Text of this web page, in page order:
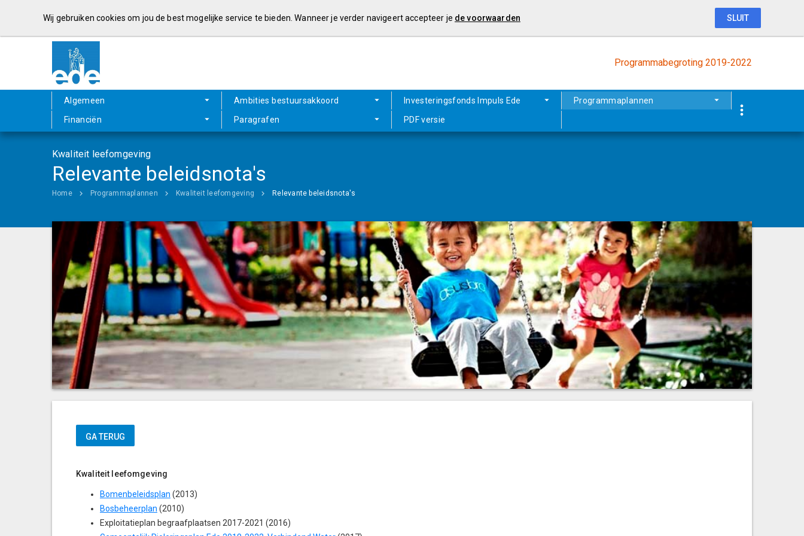
Programmabegroting 2019-2022
Algemeen Ambities bestuursakkoord Investeringsfonds Impuls Ede
Programmaplannen
Financiën
Paragrafen PDF versie
Kwaliteit leefomgeving
Relevante beleidsnota's
Home Programmaplannen Kwaliteit leefomgeving Relevante beleidsnota's
Kwaliteit leefomgeving
Bomenbeleidsplan (2013)
Bosbeheerplan (2010)
Exploitatieplan begraafplaatsen 2017-2021 (2016)
Wij gebruiken cookies om jou de best mogelijke service te bieden. Wanneer je verder navigeert accepteer je de voorwaarden SLUIT